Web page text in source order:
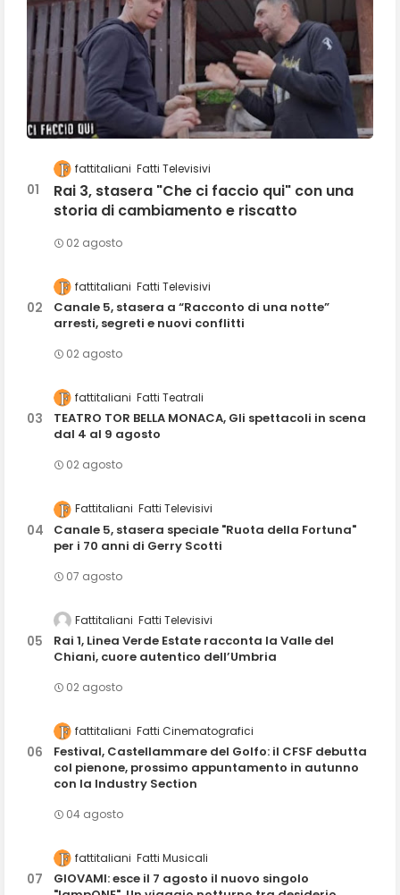
fattitaliani Fatti Televisivi
Rai 3, stasera "Che ci faccio qui" con una
storia di cambiamento e riscatto
02 agosto
fattitaliani Fatti Televisivi
Canale 5, stasera a “Racconto di una notte”
arresti, segreti e nuovi conflitti
02 agosto
fattitaliani Fatti Teatrali
TEATRO TOR BELLA MONACA, Gli spettacoli in scena
dal 4 al 9 agosto
02 agosto
Fattitaliani Fatti Televisivi
Canale 5, stasera speciale "Ruota della Fortuna"
per i 70 anni di Gerry Scotti
07 agosto
Fattitaliani Fatti Televisivi
Rai 1, Linea Verde Estate racconta la Valle del
Chiani, cuore autentico dell’Umbria
02 agosto
fattitaliani Fatti Cinematografici
Festival, Castellammare del Golfo: il CFSF debutta
col pienone, prossimo appuntamento in autunno
con la Industry Section
04 agosto
fattitaliani Fatti Musicali
GIOVAMI: esce il 7 agosto il nuovo singolo